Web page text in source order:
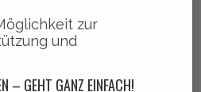
zur
und
– GEHT GANZ EINFACH!